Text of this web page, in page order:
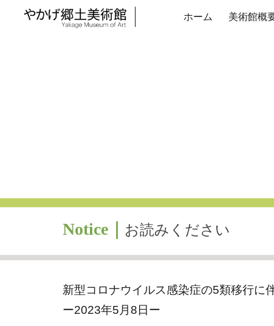
ホーム 美術館概
Notice｜ お読みください
新型コロナウイルス感染症の5類移行に
ー2023年5月8日ー